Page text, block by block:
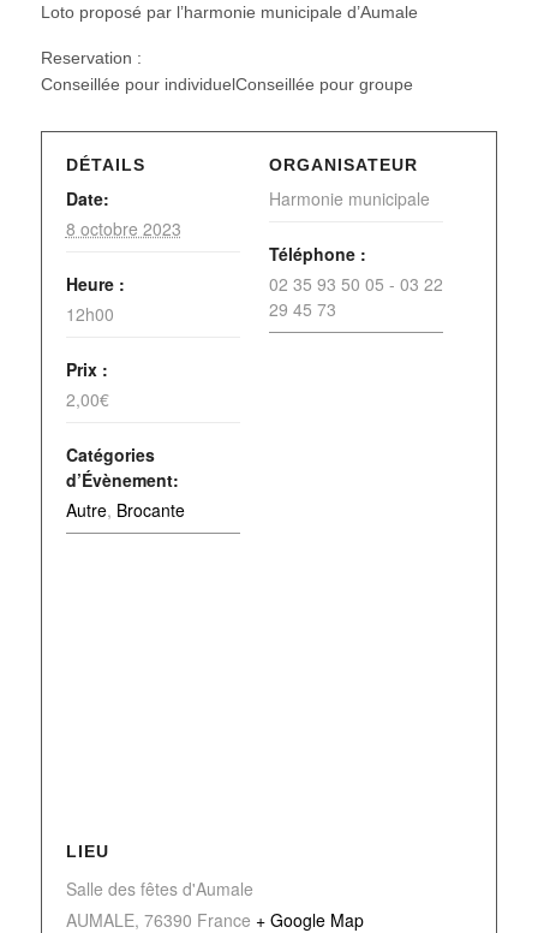
Loto proposé par l’harmonie municipale d’Aumale
Reservation :
Conseillée pour individuelConseillée pour groupe
DÉTAILS
Date:
8 octobre 2023
Heure :
12h00
Prix :
2,00€
Catégories
d’Évènement:
Autre, Brocante
ORGANISATEUR
Harmonie municipale
Téléphone :
02 35 93 50 05 - 03 22
29 45 73
LIEU
Salle des fêtes d'Aumale
AUMALE, 76390 France + Google Map